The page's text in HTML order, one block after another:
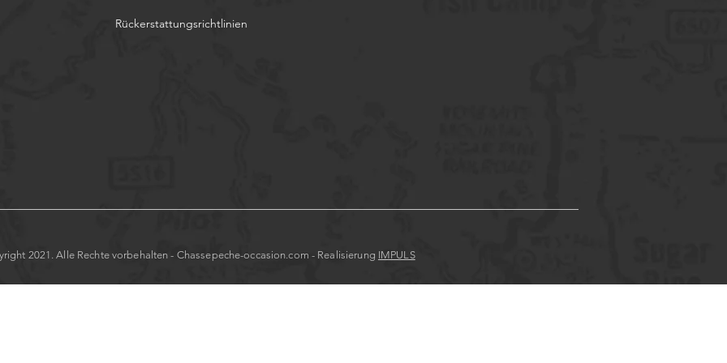
Rückerstattungsrichtlinien
2021. Alle Rechte vorbehalten - Chassepeche-occasion.com - Realisierung IMPULS